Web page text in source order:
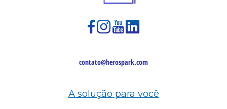
contato@herospark.com
A solução para você